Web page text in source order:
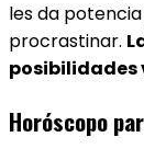
les da
procrastinar.
posibilidades
Horóscopo